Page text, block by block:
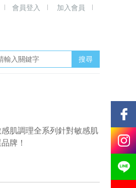
會員登入 加入會員
肌調理全系列針對敏感肌
牌！